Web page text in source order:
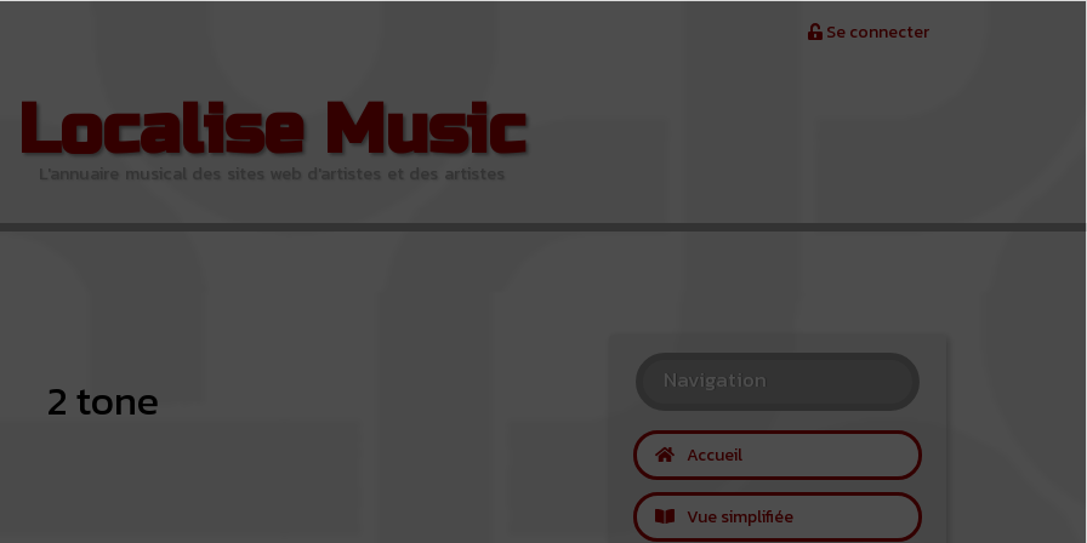
Se connecter
Localise Music
L'annuaire musical des sites web d'artistes et des artistes
2 tone Navigation
Accueil
Vue simplifiée